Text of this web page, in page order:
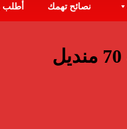
نصائح تهمك